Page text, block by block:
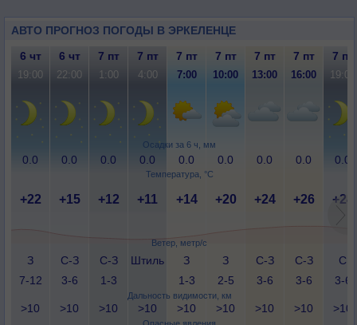
АВТО ПРОГНОЗ ПОГОДЫ В ЭРКЕЛЕНЦЕ
Осадки за 6 ч, мм
Температура, °C
Ветер, метр/с
Дальность видимости, км
6 чт 6 чт 7 пт 7 пт 7 пт 7 пт 7 пт 7 пт 7 пт
19:00 22:00 1:00 4:00 7:00 10:00 13:00 16:00 19:00
0.0 0.0 0.0 0.0 0.0 0.0 0.0 0.0 0.0
+22 +15 +12 +11 +14 +20 +24 +26 +24
З
7-12
С-З
3-6
С-З
1-3
Штиль
З
1-3
З
2-5
С-З
3-6
С-З
3-6
С
3-6
>10 >10 >10 >10 >10 >10 >10 >10 >10